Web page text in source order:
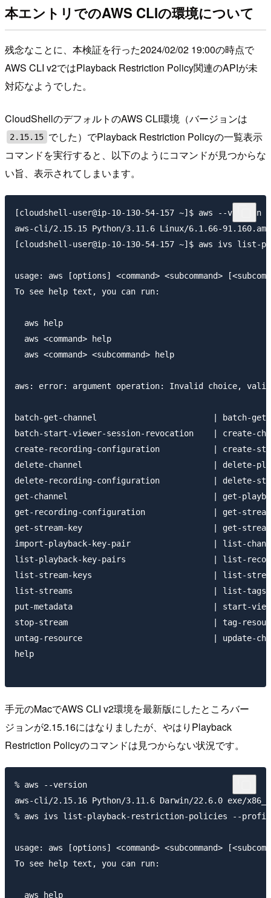
本エントリでのAWS CLIの環境について
残念なことに、本検証を行った2024/02/02 19:00の時点で
AWS CLI v2ではPlayback Restriction Policy関連のAPIが未
対応なようでした。
CloudShellのデフォルトのAWS CLI環境（バージョンは
2.15.15 でした）でPlayback Restriction Policyの一覧表示
コマンドを実行すると、以下のようにコマンドが見つからな
い旨、表示されてしまいます。
[cloudshell-user@ip-10-130-54-157 ~]$ aws --version
aws-cli/2.15.15 Python/3.11.6 Linux/6.1.66-
[cloudshell-user@ip-10-130-54-157 ~]$ aws ivs
usage: aws [options] <command> <subcommand>
To see help text, you can run:
  aws help
  aws <command> help
  aws <command> <subcommand> help
aws: error: argument operation: Invalid choice,
batch-get-channel                        |
batch-start-viewer-session-
create-recording-configuration
delete-channel                           |
delete-recording-configuration
get-channel                              |
get-recording-configuration
get-stream-key                           |
import-playback-key-pair
list-playback-key-pairs                  | list-
list-stream-keys                         |
list-streams                             |
put-metadata                             | start-
stop-stream
untag-resource
help
手元のMacでAWS CLI v2環境を最新版にしたところバー
ジョンが2.15.16にはなりましたが、やはりPlayback
Restriction Policyのコマンドは見つからない状況です。
% aws --version
aws-cli/2.15.16 Python/3.11.6 Darwin/22.6.0 exe/
% aws ivs list-playback-restriction-policies --
usage: aws [options] <command> <subcommand>
To see help text, you can run:
  aws help